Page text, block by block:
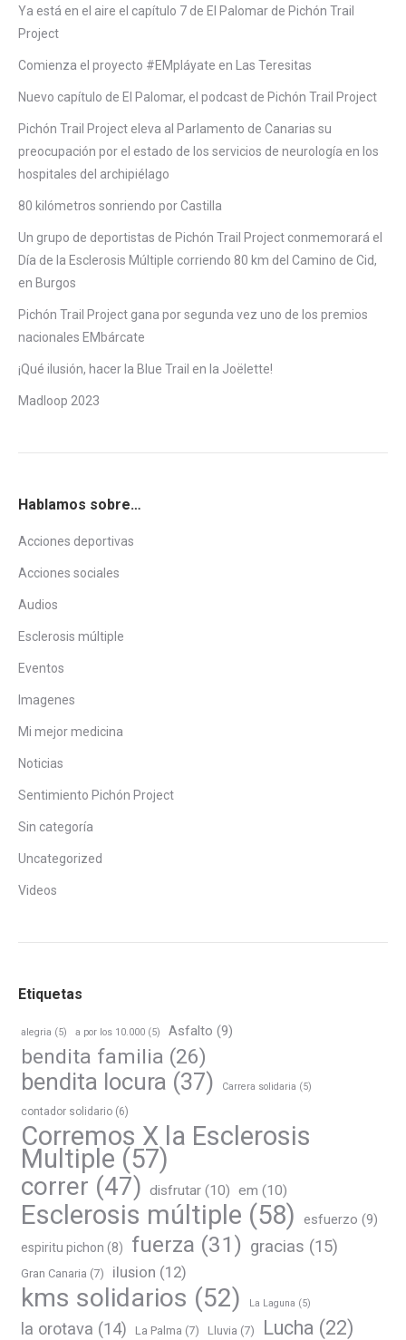
Ya está en el aire el capítulo 7 de El Palomar de Pichón Trail
Project
Comienza el proyecto #EMpláyate en Las Teresitas
Nuevo capítulo de El Palomar, el podcast de Pichón Trail Project
Pichón Trail Project eleva al Parlamento de Canarias su
preocupación por el estado de los servicios de neurología en los
hospitales del archipiélago
80 kilómetros sonriendo por Castilla
Un grupo de deportistas de Pichón Trail Project conmemorará el
Día de la Esclerosis Múltiple corriendo 80 km del Camino de Cid,
en Burgos
Pichón Trail Project gana por segunda vez uno de los premios
nacionales EMbárcate
¡Qué ilusión, hacer la Blue Trail en la Joëlette!
Madloop 2023
Hablamos sobre…
Acciones deportivas
Acciones sociales
Audios
Esclerosis múltiple
Eventos
Imagenes
Mi mejor medicina
Noticias
Sentimiento Pichón Project
Sin categoría
Uncategorized
Videos
Etiquetas
alegria (5) a por los 10.000 (5) Asfalto (9)
bendita familia (26)
bendita locura (37) Carrera solidaria (5)
contador solidario (6)
Corremos X la Esclerosis
Multiple (57)
correr (47) disfrutar (10) em (10)
Esclerosis múltiple (58) esfuerzo (9)
espiritu pichon (8) fuerza (31) gracias (15)
Gran Canaria (7) ilusion (12)
kms solidarios (52) La Laguna (5)
la orotava (14) La Palma (7) Lluvia (7) Lucha (22)